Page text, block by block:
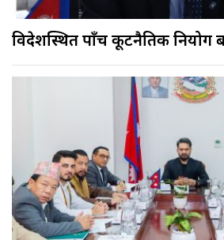
विदेशस्थित पाँच कूटनैतिक नियोग